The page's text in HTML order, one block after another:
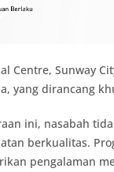
Centre, Sunway
yang dirancang
ini, nasabah
berkualitas.
pengalaman